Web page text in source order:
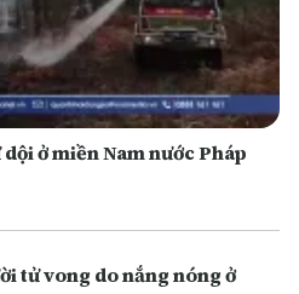
ở miền Nam nước Pháp
tử vong do nắng nóng ở